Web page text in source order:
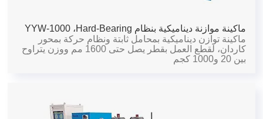
ماكينة موازنة ديناميكية بنظام Hard-Bearing،
YYW-1000
ماكينة توازن ديناميكية بمحامل ثابتة ونظام حركة بمحور
كاردان، لقطع العمل بقطر يصل حتى 1600 مم ووزن يتراوح
بين 20 و1000 كجم